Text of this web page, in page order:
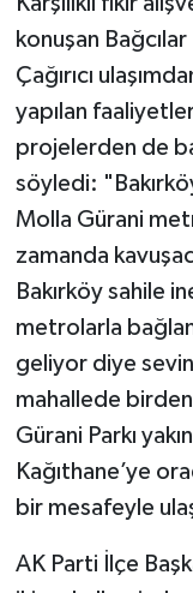
konuşan
Çağırıcı
yapılan
projelerden de
söyledi:
Molla Gürani
zamanda
Bakırköy sahile
metrolarla
geliyor diye
mahallede
Gürani Parkı
Kağıthane’ye
bir mesafeyle
AK Parti İlçe